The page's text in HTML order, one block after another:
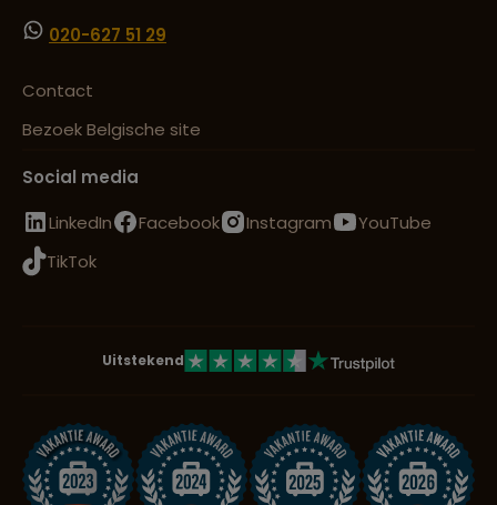
020-627 51 29
Contact
Bezoek Belgische site
Social media
LinkedIn
Facebook Instagram
YouTube
TikTok
Uitstekend